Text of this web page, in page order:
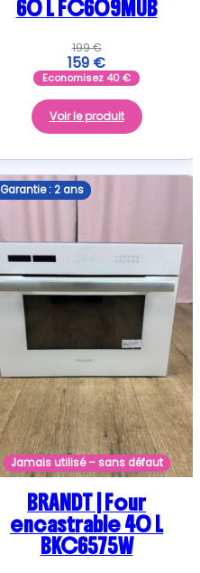
60 L FC609MUB
199€
159 €
Economisez 40€
Voir le produit
Garantie : 2 ans
Jamais utilisé – sans défaut
Garantie : 2 ans
BRANDT | Four
encastrable 40 L
BKC6575W